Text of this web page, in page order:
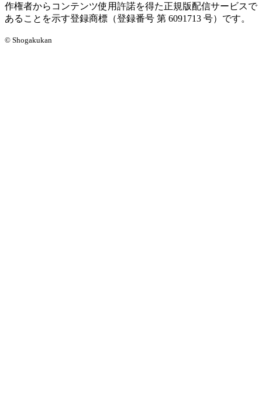
作権者からコンテンツ使用許諾を得た正規版配信サービスで
あることを示す登録商標（登録番号 第 6091713 号）です。
© Shogakukan